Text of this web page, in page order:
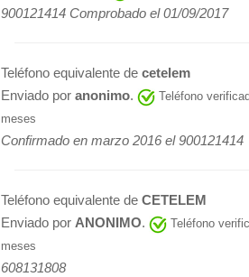
900121414 Comprobado el 01/09/2017
Teléfono equivalente de cetelem
Enviado por anonimo.
Teléfono
meses
Confirmado en marzo 2016 el 900121414
Teléfono equivalente de CETELEM
Enviado por ANONIMO.
Teléfono
meses
608131808